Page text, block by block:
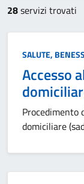
28servizi trovati
Categoria:
SALUTE,
Accesso
Procedimento
domiciliare